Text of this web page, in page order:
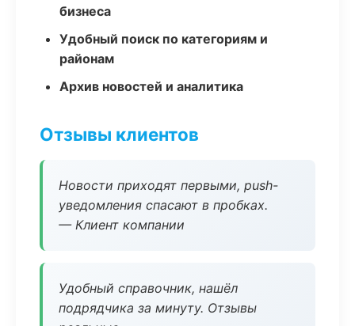
бизнеса
Удобный поиск по категориям и
районам
Архив новостей и аналитика
Отзывы клиентов
Новости приходят первыми, push-
уведомления спасают в пробках.
— Клиент компании
Удобный справочник, нашёл
подрядчика за минуту. Отзывы